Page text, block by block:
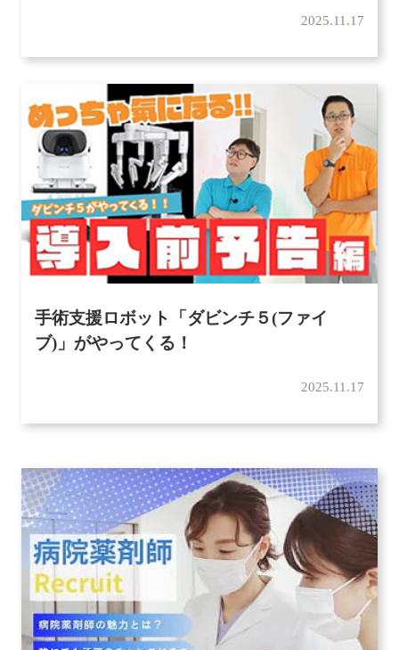
2025.11.17
手術支援ロボット「ダビンチ５(ファイ
ブ)」がやってくる！
2025.11.17